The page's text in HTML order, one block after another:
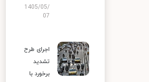
1405/05/
07
اجرای طرح
تشدید
برخورد با